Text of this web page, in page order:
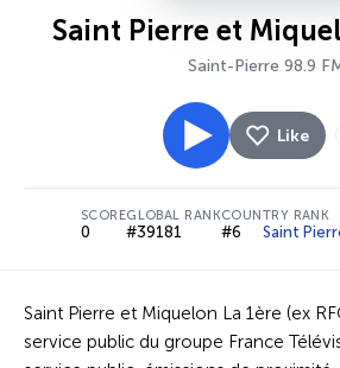
Saint Pierre et
Saint-Pierre 98.9
Like
SCORE
0
GLOBAL RANK
#39181
COUNTRY RANK
#6 Saint
Saint Pierre et Miquelon La 1ère (ex
service public du groupe France